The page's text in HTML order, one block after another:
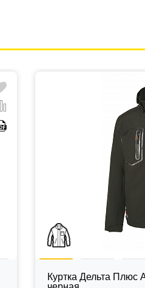
Куртка Дельта Плюс